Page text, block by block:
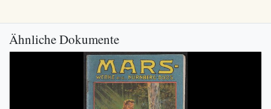
Ähnliche Dokumente